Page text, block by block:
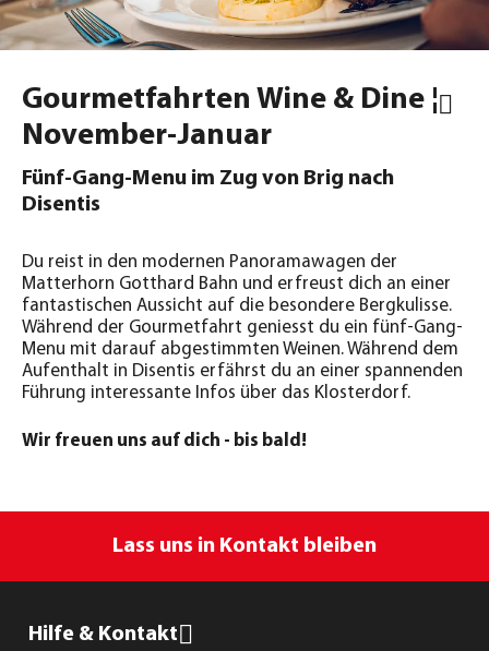
Gourmetfahrten Wine & Dine ¦
November-Januar
Fünf-Gang-Menu im Zug von Brig nach
Disentis
Du reist in den modernen Panoramawagen der
Matterhorn Gotthard Bahn und erfreust dich an einer
fantastischen Aussicht auf die besondere Bergkulisse.
Während der Gourmetfahrt geniesst du ein fünf-Gang-
Menu mit darauf abgestimmten Weinen. Während dem
Aufenthalt in Disentis erfährst du an einer spannenden
Führung interessante Infos über das Klosterdorf.
Wir freuen uns auf dich - bis bald!
Lass uns in Kontakt bleiben
Hilfe & Kontakt